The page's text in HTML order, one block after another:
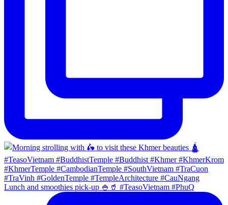
Lunch and smoothies pick-up 🍚🥤 #TeasoVietnam #PhuQ